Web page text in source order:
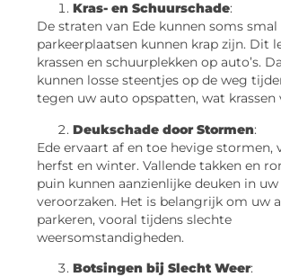
Kras- en Schuurschade:
De straten van Ede kunnen soms smal
parkeerplaatsen kunnen krap zijn. Dit
krassen en schuurplekken op auto’s.
kunnen losse steentjes op de weg
tegen uw auto opspatten, wat krassen
Deukschade door Stormen:
Ede ervaart af en toe hevige stormen,
herfst en winter. Vallende takken en
puin kunnen aanzienlijke deuken in
veroorzaken. Het is belangrijk om uw
parkeren, vooral tijdens slechte
weersomstandigheden.
Botsingen bij Slecht Weer: